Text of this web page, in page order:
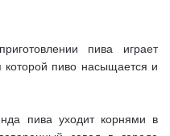
пива играет
которой пиво насыщается и
пива уходит корнями в